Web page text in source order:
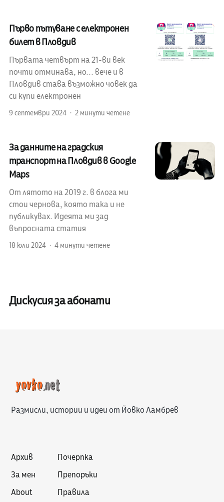
Първо пътуване с електронен
билет в Пловдив
Първата четвърт на 21-ви век
почти отминава, но... вече и в
Пловдив става възможно човек да
си купи електронен
9 септември 2024 2 минути четене
За данните на градския
транспорт на Пловдив в Google
Maps
От лятото на 2019 г. в блога ми
стои чернова, която така и не
публикувах. Идеята ми зад
въпросната статия
18 юли 2024 4 минути четене
Дискусия за абонати
Размисли, истории и идеи от Йовко Ламбрев
Архив
За мен
About
Почерпка
Препоръки
Правила